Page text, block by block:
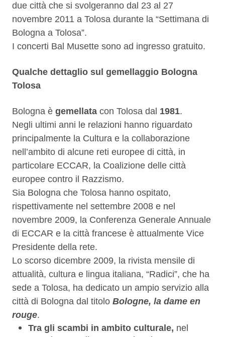
due città che si svolgeranno dal 23 al 27
novembre 2011 a Tolosa durante la “Settimana di
Bologna a Tolosa”.
I concerti Bal Musette sono ad ingresso gratuito.
Qualche dettaglio sul gemellaggio Bologna
Tolosa
Bologna è gemellata con Tolosa dal 1981.
Negli ultimi anni le relazioni hanno riguardato
principalmente la Cultura e la collaborazione
nell’ambito di alcune reti europee di città, in
particolare ECCAR, la Coalizione delle città
europee contro il Razzismo.
Sia Bologna che Tolosa hanno ospitato,
rispettivamente nel settembre 2008 e nel
novembre 2009, la Conferenza Generale Annuale
di ECCAR e la città francese è attualmente Vice
Presidente della rete.
Lo scorso dicembre 2009, la rivista mensile di
attualità, cultura e lingua italiana, “Radici”, che ha
sede a Tolosa, ha dedicato un ampio servizio alla
città di Bologna dal titolo Bologne, la dame en
rouge.
Tra gli scambi in ambito culturale, nel